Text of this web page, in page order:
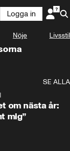
Logga in
Nöje Livsstil
SE ALLA
om nästa år:
mig”